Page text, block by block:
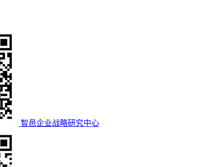
智邑企业战略研究中心